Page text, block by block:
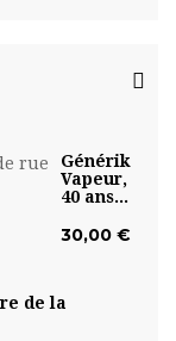
Générik
Vapeur,
40 ans...
30,00 €
de la